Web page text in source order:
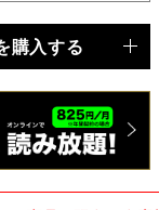
形判 / 248ページ / ステ
購入する